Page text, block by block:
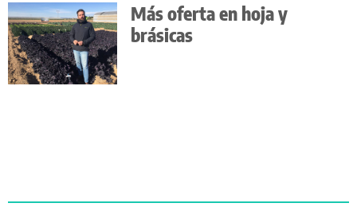
Más oferta en hoja y
brásicas